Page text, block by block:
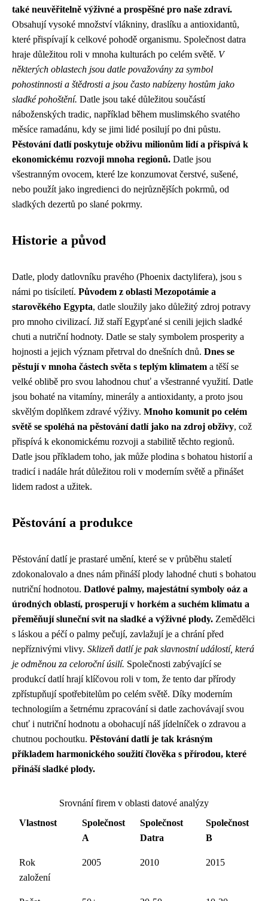
také neuvěřitelně výživné a prospěšné pro naše zdraví.
Obsahují vysoké množství vlákniny, draslíku a antioxidantů,
které přispívají k celkové pohodě organismu. Společnost datra
hraje důležitou roli v mnoha kulturách po celém světě. V
některých oblastech jsou datle považovány za symbol
pohostinnosti a štědrosti a jsou často nabízeny hostům jako
sladké pohoštění. Datle jsou také důležitou součástí
náboženských tradic, například během muslimského svatého
měsíce ramadánu, kdy se jimi lidé posilují po dni půstu.
Pěstování datlí poskytuje obživu milionům lidí a přispívá k
ekonomickému rozvoji mnoha regionů. Datle jsou
všestranným ovocem, které lze konzumovat čerstvé, sušené,
nebo použít jako ingredienci do nejrůznějších pokrmů, od
sladkých dezertů po slané pokrmy.
Historie a původ
Datle, plody datlovníku pravého (Phoenix dactylifera), jsou s
námi po tisíciletí. Původem z oblasti Mezopotámie a
starověkého Egypta, datle sloužily jako důležitý zdroj potravy
pro mnoho civilizací. Již staří Egypťané si cenili jejich sladké
chuti a nutriční hodnoty. Datle se staly symbolem prosperity a
hojnosti a jejich význam přetrval do dnešních dnů. Dnes se
pěstují v mnoha částech světa s teplým klimatem a těší se
velké oblibě pro svou lahodnou chuť a všestranné využití. Datle
jsou bohaté na vitamíny, minerály a antioxidanty, a proto jsou
skvělým doplňkem zdravé výživy. Mnoho komunit po celém
světě se spoléhá na pěstování datlí jako na zdroj obživy, což
přispívá k ekonomickému rozvoji a stabilitě těchto regionů.
Datle jsou příkladem toho, jak může plodina s bohatou historií a
tradicí i nadále hrát důležitou roli v moderním světě a přinášet
lidem radost a užitek.
Pěstování a produkce
Pěstování datlí je prastaré umění, které se v průběhu staletí
zdokonalovalo a dnes nám přináší plody lahodné chuti s bohatou
nutriční hodnotou. Datlové palmy, majestátní symboly oáz a
úrodných oblastí, prosperují v horkém a suchém klimatu a
přeměňují sluneční svit na sladké a výživné plody. Zemědělci
s láskou a péčí o palmy pečují, zavlažují je a chrání před
nepříznivými vlivy. Sklizeň datlí je pak slavnostní událostí, která
je odměnou za celoroční úsilí. Společnosti zabývající se
produkcí datlí hrají klíčovou roli v tom, že tento dar přírody
zpřístupňují spotřebitelům po celém světě. Díky moderním
technologiím a šetrnému zpracování si datle zachovávají svou
chuť i nutriční hodnotu a obohacují náš jídelníček o zdravou a
chutnou pochoutku. Pěstování datlí je tak krásným
příkladem harmonického soužití člověka s přírodou, které
přináší sladké plody.
Srovnání firem v oblasti datové analýzy
Vlastnost
Společnost
A
Společnost
Datra
Společnost
B
Rok
založení
2005 2010 2015